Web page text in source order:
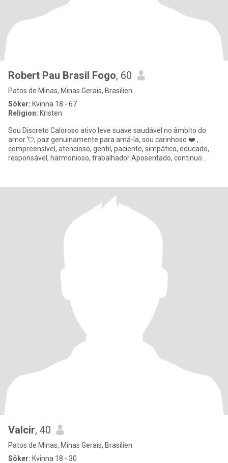
Robert Pau Brasil Fogo, 60
Patos de Minas, Minas Gerais, Brasilien
Söker: Kvinna 18 - 67
Religion: Kristen
Sou Discreto Caloroso ativo leve suave saudável no âmbito do
amor 💘, paz genuinamente para amá-la, sou carinhoso ❤️ ,
compreensível, atencioso, gentil, paciente, simpático, educado,
responsável, harmonioso, trabalhador Aposentado, continuo
Valcir, 40
Patos de Minas, Minas Gerais, Brasilien
Söker: Kvinna 18 - 30